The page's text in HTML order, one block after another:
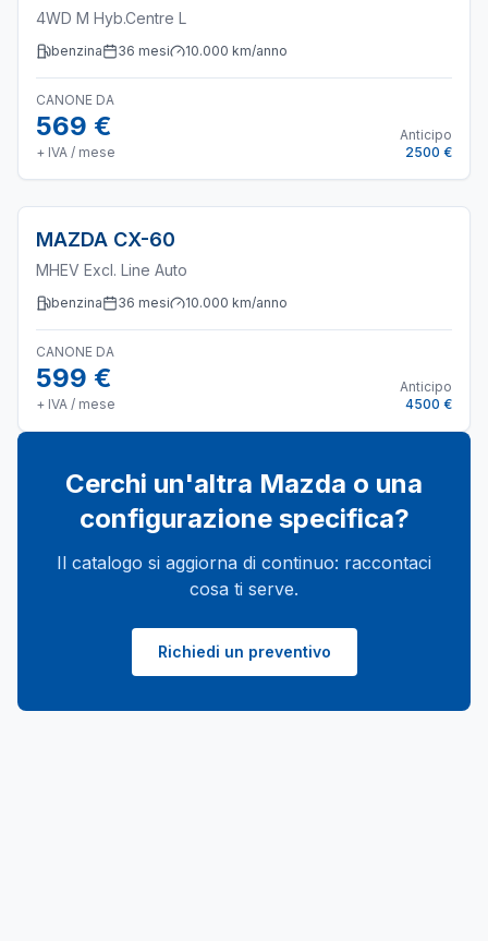
4WD M Hyb.Centre L
benzina 36 mesi 10.000 km/anno
CANONE DA
569 €
+ IVA / mese
Anticipo
2500 €
MAZDA CX-60
MHEV Excl. Line Auto
benzina 36 mesi 10.000 km/anno
CANONE DA
599 €
+ IVA / mese
Anticipo
4500 €
Cerchi un'altra Mazda o una
configurazione specifica?
Il catalogo si aggiorna di continuo: raccontaci
cosa ti serve.
Richiedi un preventivo